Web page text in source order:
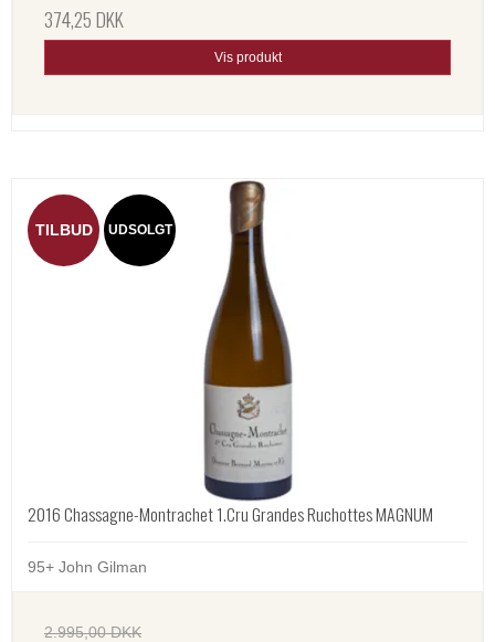
374,25 DKK
Vis produkt
TILBUD UDSOLGT
2016 Chassagne-Montrachet 1.Cru Grandes Ruchottes MAGNUM
95+ John Gilman
2.995,00 DKK